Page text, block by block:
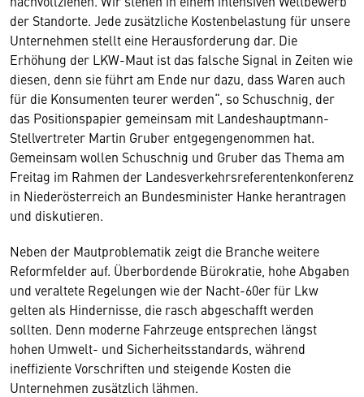
der Standorte. Jede zusätzliche Kostenbelastung für unsere
Unternehmen stellt eine Herausforderung dar. Die
Erhöhung der LKW-Maut ist das falsche Signal in Zeiten wie
diesen, denn sie führt am Ende nur dazu, dass Waren auch
für die Konsumenten teurer werden“, so Schuschnig, der
das Positionspapier gemeinsam mit Landeshauptmann-
Stellvertreter Martin Gruber entgegengenommen hat.
Gemeinsam wollen Schuschnig und Gruber das Thema am
Freitag im Rahmen der Landesverkehrsreferentenkonferenz
in Niederösterreich an Bundesminister Hanke herantragen
und diskutieren.
Neben der Mautproblematik zeigt die Branche weitere
Reformfelder auf. Überbordende Bürokratie, hohe Abgaben
und veraltete Regelungen wie der Nacht-60er für Lkw
gelten als Hindernisse, die rasch abgeschafft werden
sollten. Denn moderne Fahrzeuge entsprechen längst
hohen Umwelt- und Sicherheitsstandards, während
ineffiziente Vorschriften und steigende Kosten die
Unternehmen zusätzlich lähmen.